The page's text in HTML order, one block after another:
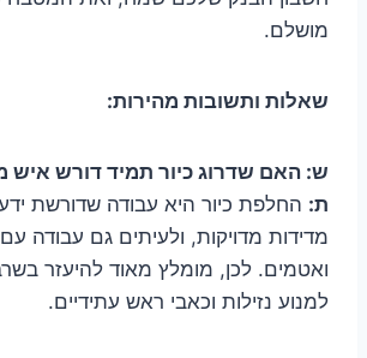
מושלם.
שאלות ותשובות מהירות:
ש: האם שדרוג כיור תמיד דורש איש
ת: החלפת כיור היא עבודה שדורשת
מדידות מדויקות, ולעיתים גם עבודה
ואטמים. לכן, מומלץ מאוד להיעזר
למנוע נזילות וכאבי ראש עתידיים.